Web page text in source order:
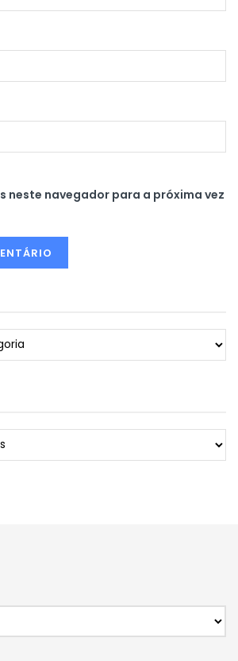
neste navegador para a próxima vez